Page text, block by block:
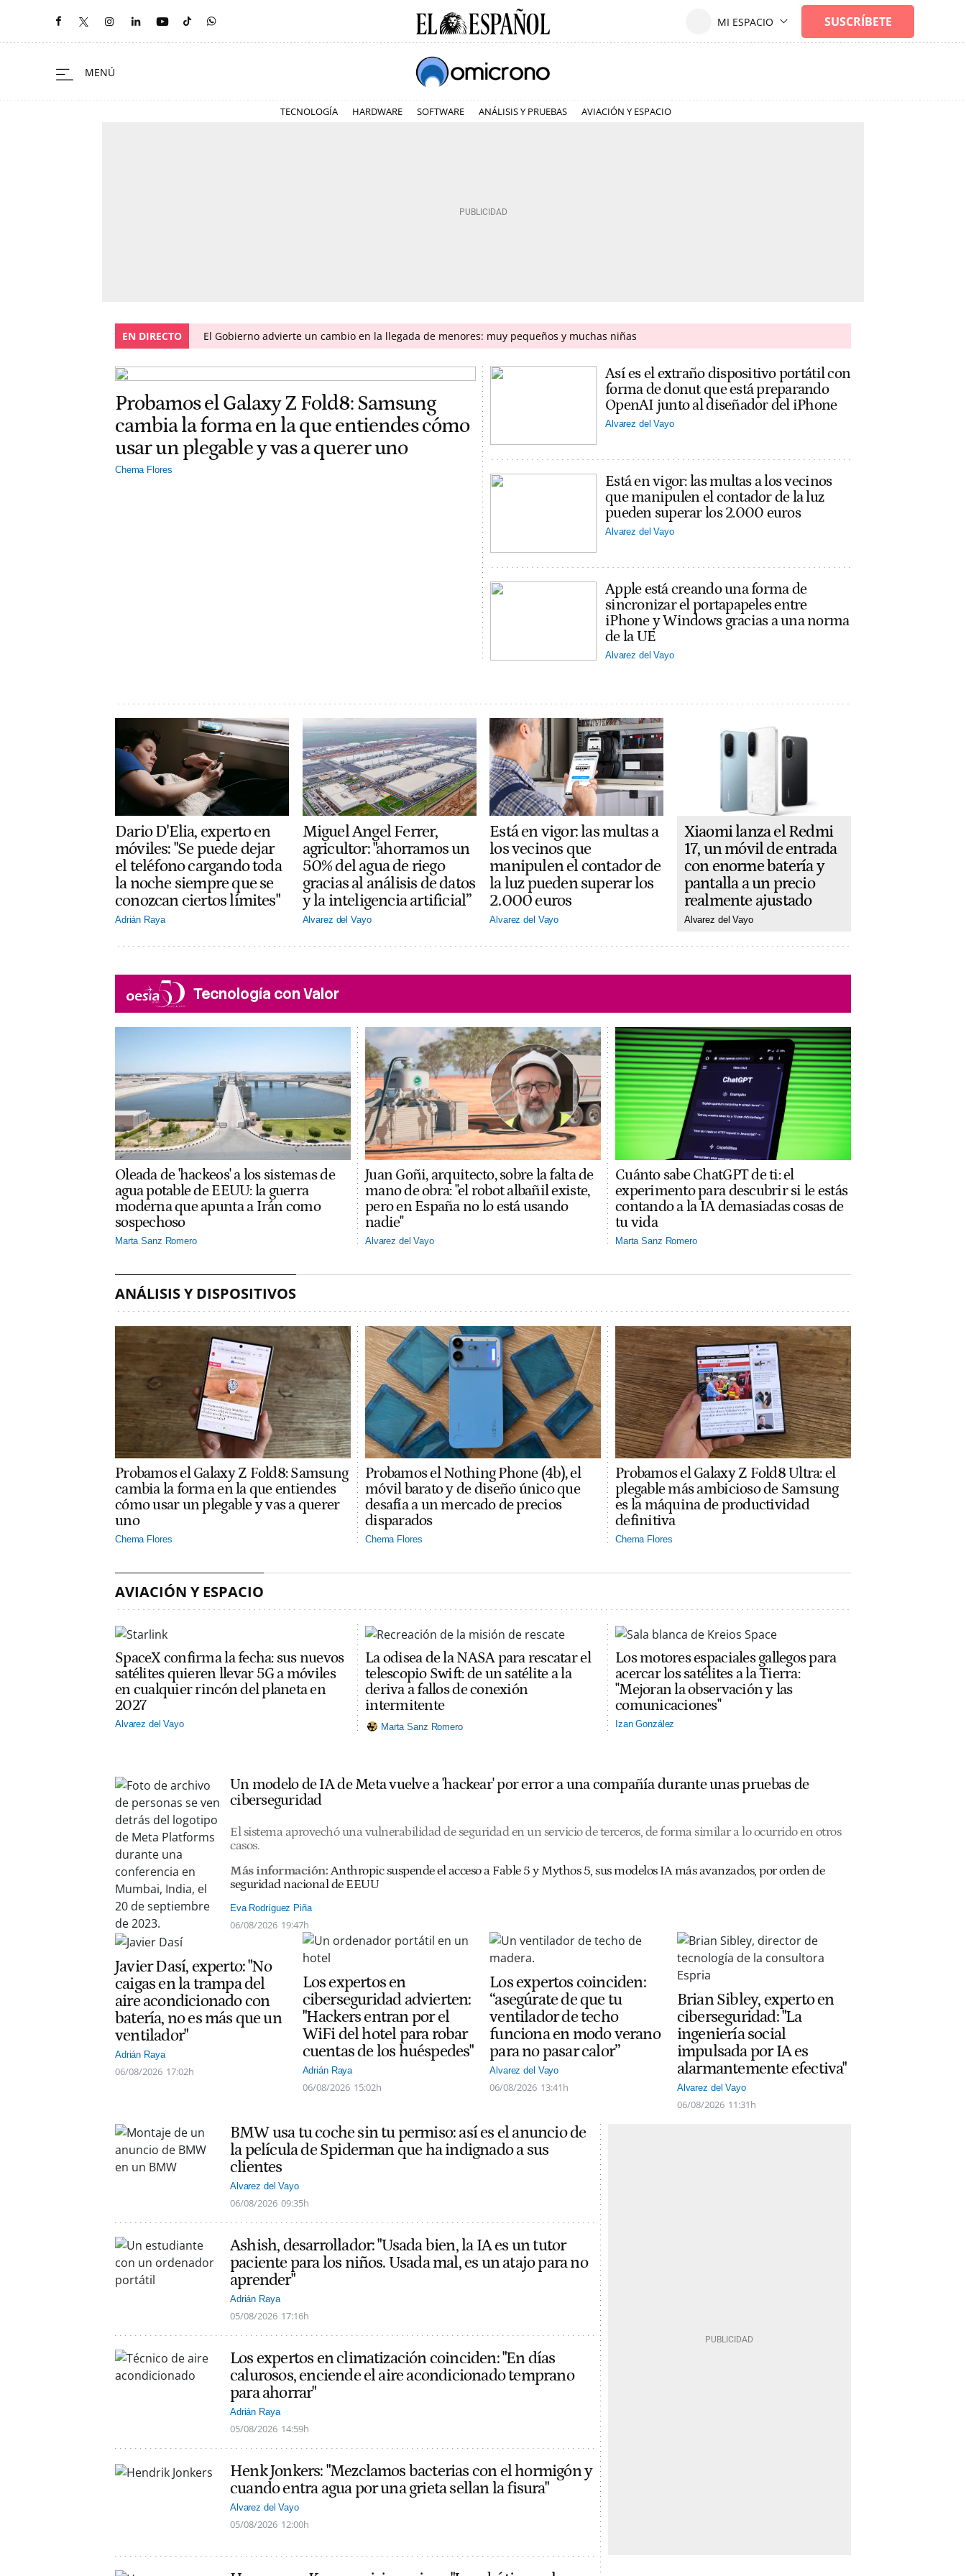
TECNOLOGÍA HARDWARE SOFTWARE ANÁLISIS Y PRUEBAS AVIACIÓN Y ESPACIO
EN DIRECTO El Gobierno advierte un cambio en la llegada de menores: muy pequeños y muchas niñas
Probamos el Galaxy Z Fold8: Samsung
cambia la forma en la que entiendes cómo
usar un plegable y vas a querer uno
Chema Flores
Así es el extraño dispositivo portátil con
forma de donut que está preparando
OpenAI junto al diseñador del iPhone
Alvarez del Vayo
Está en vigor: las multas a los vecinos
que manipulen el contador de la luz
pueden superar los 2.000 euros
Alvarez del Vayo
Apple está creando una forma de
sincronizar el portapapeles entre
iPhone y Windows gracias a una norma
de la UE
Alvarez del Vayo
Dario D'Elia, experto en
móviles: "Se puede dejar
el teléfono cargando toda
la noche siempre que se
conozcan ciertos límites"
Adrián Raya
Miguel Angel Ferrer,
agricultor: "ahorramos un
50% del agua de riego
gracias al análisis de datos
y la inteligencia artificial”
Alvarez del Vayo
Está en vigor: las multas a
los vecinos que
manipulen el contador de
la luz pueden superar los
2.000 euros
Alvarez del Vayo
Xiaomi lanza el Redmi
17, un móvil de entrada
con enorme batería y
pantalla a un precio
realmente ajustado
Alvarez del Vayo
Tecnología con Valor
Oleada de 'hackeos' a los sistemas de
agua potable de EEUU: la guerra
moderna que apunta a Irán como
sospechoso
Marta Sanz Romero
Juan Goñi, arquitecto, sobre la falta de
mano de obra: "el robot albañil existe,
pero en España no lo está usando
nadie"
Alvarez del Vayo
Cuánto sabe ChatGPT de ti: el
experimento para descubrir si le estás
contando a la IA demasiadas cosas de
tu vida
Marta Sanz Romero
ANÁLISIS Y DISPOSITIVOS
Probamos el Galaxy Z Fold8: Samsung
cambia la forma en la que entiendes
cómo usar un plegable y vas a querer
uno
Chema Flores
Probamos el Nothing Phone (4b), el
móvil barato y de diseño único que
desafía a un mercado de precios
disparados
Chema Flores
Probamos el Galaxy Z Fold8 Ultra: el
plegable más ambicioso de Samsung
es la máquina de productividad
definitiva
Chema Flores
AVIACIÓN Y ESPACIO
SpaceX confirma la fecha: sus nuevos
satélites quieren llevar 5G a móviles
en cualquier rincón del planeta en
2027
Alvarez del Vayo
La odisea de la NASA para rescatar el
telescopio Swift: de un satélite a la
deriva a fallos de conexión
intermitente
Marta Sanz Romero
Los motores espaciales gallegos para
acercar los satélites a la Tierra:
"Mejoran la observación y las
comunicaciones"
Izan González
Un modelo de IA de Meta vuelve a 'hackear' por error a una compañía durante unas pruebas de
ciberseguridad
El sistema aprovechó una vulnerabilidad de seguridad en un servicio de terceros, de forma similar a lo ocurrido en otros
casos.
Más información: Anthropic suspende el acceso a Fable 5 y Mythos 5, sus modelos IA más avanzados, por orden de
seguridad nacional de EEUU
Eva Rodríguez Piña
06/08/2026 19:47h
Javier Dasí, experto: "No
caigas en la trampa del
aire acondicionado con
batería, no es más que un
ventilador"
Adrián Raya
06/08/2026 17:02h
Los expertos en
ciberseguridad advierten:
"Hackers entran por el
WiFi del hotel para robar
cuentas de los huéspedes"
Adrián Raya
06/08/2026 15:02h
Los expertos coinciden:
“asegúrate de que tu
ventilador de techo
funciona en modo verano
para no pasar calor”
Alvarez del Vayo
06/08/2026 13:41h
Brian Sibley, experto en
ciberseguridad: "La
ingeniería social
impulsada por IA es
alarmantemente efectiva"
Alvarez del Vayo
06/08/2026 11:31h
BMW usa tu coche sin tu permiso: así es el anuncio de
la película de Spiderman que ha indignado a sus
clientes
Alvarez del Vayo
06/08/2026 09:35h
Ashish, desarrollador: "Usada bien, la IA es un tutor
paciente para los niños. Usada mal, es un atajo para no
aprender"
Adrián Raya
05/08/2026 17:16h
Los expertos en climatización coinciden: "En días
calurosos, enciende el aire acondicionado temprano
para ahorrar"
Adrián Raya
05/08/2026 14:59h
Henk Jonkers: "Mezclamos bacterias con el hormigón y
cuando entra agua por una grieta sellan la fisura"
Alvarez del Vayo
05/08/2026 12:00h